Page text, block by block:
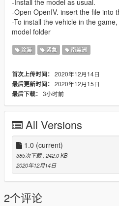
-Install the model as usual.
-Open OpenIV. insert the file into
-To install the vehicle in the
model folder
涂装 紧急 南美洲
首次上传时间： 2020年12月14日
最后更新时间： 2020年12月15日
最后下载： 3小时前
All Versions
1.0 (current)
385次下载, 242.0 KB
2020年12月14日
2个评论